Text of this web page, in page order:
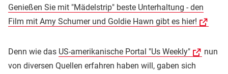
Genießen Sie mit "Mädelstrip" beste Unterhaltung - den
Film mit Amy Schumer und Goldie Hawn gibt es hier!
Denn wie das US-amerikanische Portal "Us Weekly"
nun
von diversen Quellen erfahren haben will, gaben sich